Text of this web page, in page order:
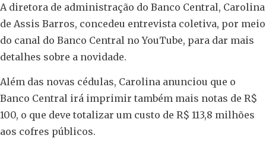
A diretora de administração do Banco Central, Carolina
de Assis Barros, concedeu entrevista coletiva, por meio
do canal do Banco Central no YouTube, para dar mais
detalhes sobre a novidade.
Além das novas cédulas, Carolina anunciou que o
Banco Central irá imprimir também mais notas de R$
100, o que deve totalizar um custo de R$ 113,8 milhões
aos cofres públicos.